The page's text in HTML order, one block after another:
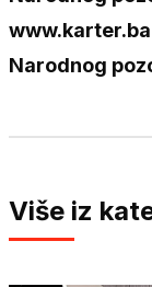
Narodnog
Više iz